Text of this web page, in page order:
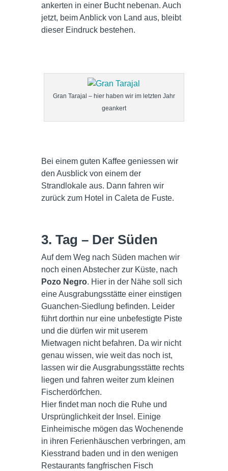
ankerten in einer Bucht nebenan. Auch
jetzt, beim Anblick von Land aus, bleibt
dieser Eindruck bestehen.
Gran Tarajal – hier haben wir im letzten Jahr
geankert
Bei einem guten Kaffee geniessen wir
den Ausblick von einem der
Strandlokale aus. Dann fahren wir
zurück zum Hotel in Caleta de Fuste.
3. Tag – Der Süden
Auf dem Weg nach Süden machen wir
noch einen Abstecher zur Küste, nach
Pozo Negro. Hier in der Nähe soll sich
eine Ausgrabungsstätte einer einstigen
Guanchen-Siedlung befinden. Leider
führt dorthin nur eine unbefestigte Piste
und die dürfen wir mit userem
Mietwagen nicht befahren. Da wir nicht
genau wissen, wie weit das noch ist,
lassen wir die Ausgrabungsstätte rechts
liegen und fahren weiter zum kleinen
Fischerdörfchen.
Hier findet man noch die Ruhe und
Ursprünglichkeit der Insel. Einige
Einheimische mögen das Wochenende
in ihren Ferienhäuschen verbringen, am
Kiesstrand baden und in den wenigen
Restaurants fangfrischen Fisch